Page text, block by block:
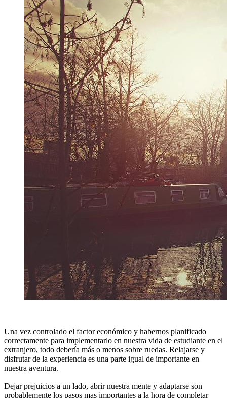
Una vez controlado el factor económico y habernos planificado
correctamente para implementarlo en nuestra vida de estudiante en el
extranjero, todo debería más o menos sobre ruedas. Relajarse y
disfrutar de la experiencia es una parte igual de importante en
nuestra aventura.
Dejar prejuicios a un lado, abrir nuestra mente y adaptarse son
probablemente los pasos mas importantes a la hora de completar